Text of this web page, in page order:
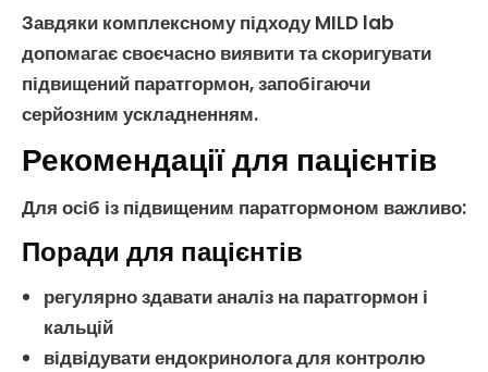
Завдяки комплексному підходу MILD lab
допомагає своєчасно виявити та скоригувати
підвищений паратгормон, запобігаючи
серйозним ускладненням.
Рекомендації для пацієнтів
Для осіб із підвищеним паратгормоном важливо:
Поради для пацієнтів
регулярно здаватианаліз на паратгормон і
кальцій
відвідувати ендокринолога для контролю